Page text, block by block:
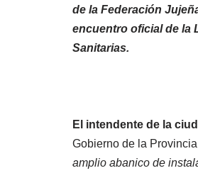
de la Federación
encuentro oficial de la
Sanitarias.
El intendente de la
Gobierno de la
amplio abanico de